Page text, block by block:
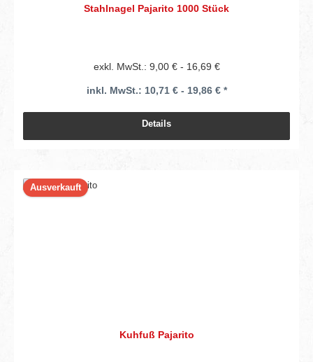
Stahlnagel Pajarito 1000 Stück
exkl. MwSt.: 9,00 € - 16,69 €
inkl. MwSt.: 10,71 € - 19,86 € *
Details
Ausverkauft
Kuhfuß Pajarito